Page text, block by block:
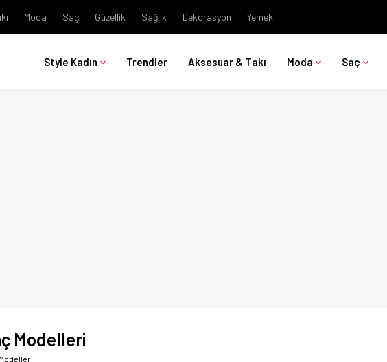
Moda Saç Güzellik Sağlık Dekorasyon Yemek
Style Kadın Trendler Aksesuar & Takı Moda Saç
Modelleri